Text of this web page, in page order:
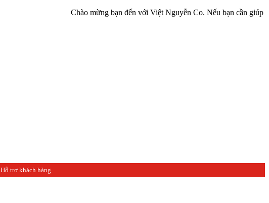
Chào mừng bạn đến với Việt Nguyễn Co. Nếu bạn cần giúp đỡ hãy
Hỗ trợ khách hàng